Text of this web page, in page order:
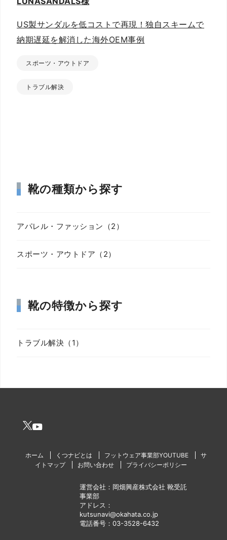
US製サンダルを低コストで再現！独自スキームで
納期遅延を解消した海外OEM事例
スポーツ・アウトドア
トラブル解決
靴の種類から探す
アパレル・ファッション（2）
スポーツ・アウトドア（2）
靴の特徴から探す
トラブル解決（1）
ホーム くつナビとは フットウェア事業部YOUTUBE
サ
イトマップ
お問い合わせ プライバシーポリシー
運営会社：岡畑興産株式会社 靴受託
事業部
アドレス：
kutsunavi@okahata.co.jp
電話番号：03-3528-6432